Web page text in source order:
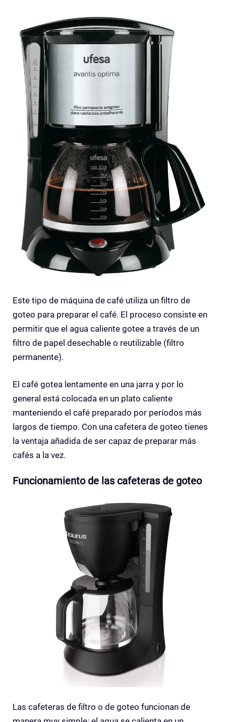
Este tipo de máquina de café utiliza un filtro de
goteo para preparar el café. El proceso consiste en
permitir que el agua caliente gotee a través de un
filtro de papel desechable o reutilizable (filtro
permanente).
El café gotea lentamente en una jarra y por lo
general está colocada en un plato caliente
manteniendo el café preparado por períodos más
largos de tiempo. Con una cafetera de goteo tienes
la ventaja añadida de ser capaz de preparar más
cafés a la vez.
Funcionamiento de las cafeteras de goteo
Las cafeteras de filtro o de goteo funcionan de